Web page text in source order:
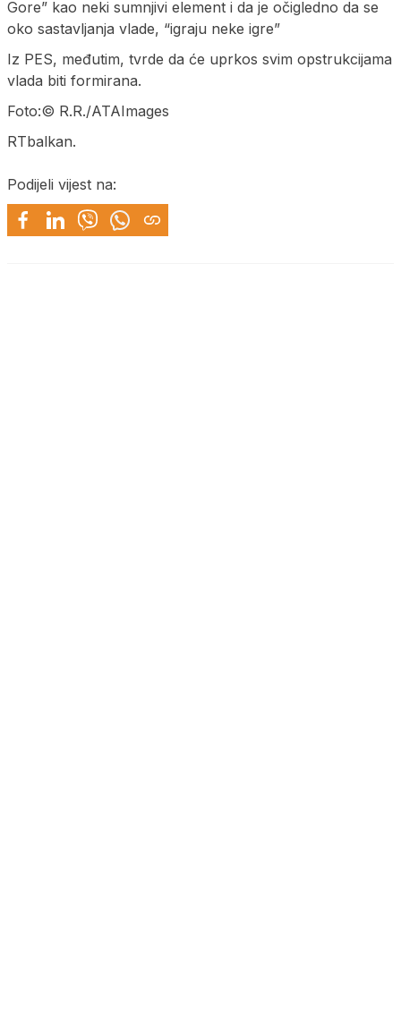
Gore” kao neki sumnjivi element i da je očigledno da se
oko sastavljanja vlade, “igraju neke igre”
Iz PES, međutim, tvrde da će uprkos svim opstrukcijama
vlada biti formirana.
Foto:© R.R./ATAImages
RTbalkan.
Podijeli vijest na: